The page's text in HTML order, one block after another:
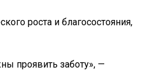
роста и благосостояния,
проявить заботу», —